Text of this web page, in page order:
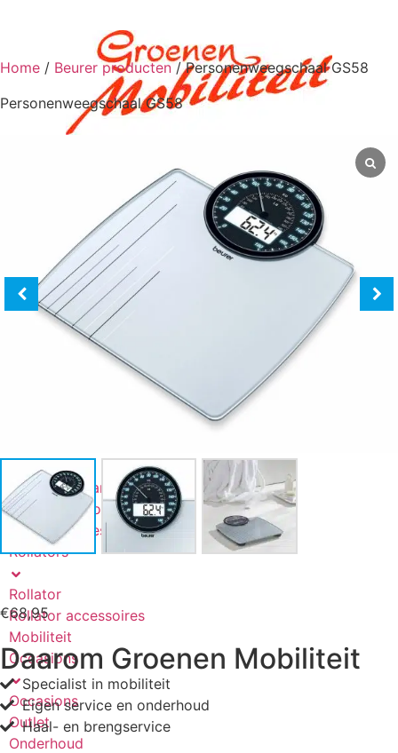
Scootmobiel aan huis
Scootmobielen
Scootmobielen
Scootmobiel accessoires
Rolstoelen handbewogen
Elektrische rolstoel
Rolstoel accessoires
Rollators
Rollator
Rollator accessoires
Mobiliteit
Occasions
Occasions
Outlet
Onderhoud
Home / Beurer producten/ Personenweegschaal GS58
Personenweegschaal GS58
€68,95
Daarom Groenen Mobiliteit
Specialist in mobiliteit
Eigen service en onderhoud
Haal- en brengservice